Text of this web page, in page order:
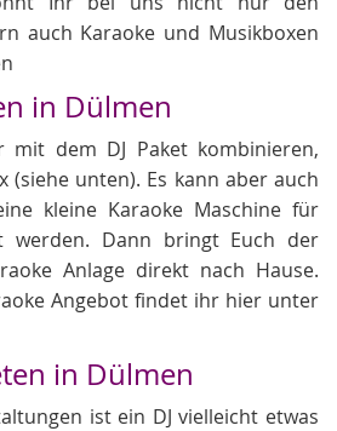
auch Karaoke und Musikboxen
in Dülmen
mit dem DJ Paket kombinieren,
(siehe unten). Es kann aber auch
kleine Karaoke Maschine für
werden. Dann bringt Euch der
Anlage direkt nach Hause.
Angebot findet ihr hier unter
in Dülmen
ist ein DJ vielleicht etwas